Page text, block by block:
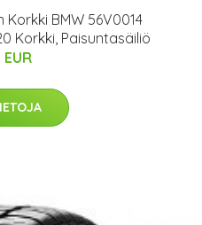
Korkki BMW 56V0014
Korkki, Paisuntasäiliö
EUR